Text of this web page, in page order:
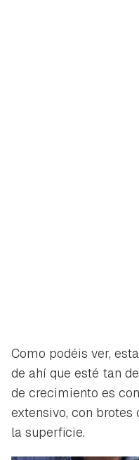
Como podéis ver,
de ahí que esté tan
de crecimiento es
extensivo, con brotes
la superficie.